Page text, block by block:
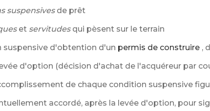
suspensives de prêt
et servitudes qui pèsent sur le terrain
suspensive d'obtention d'un permis de construire ,
d'option (décision d'achat de l'acquéreur par
de chaque condition suspensive
accordé, après la levée d'option, pour